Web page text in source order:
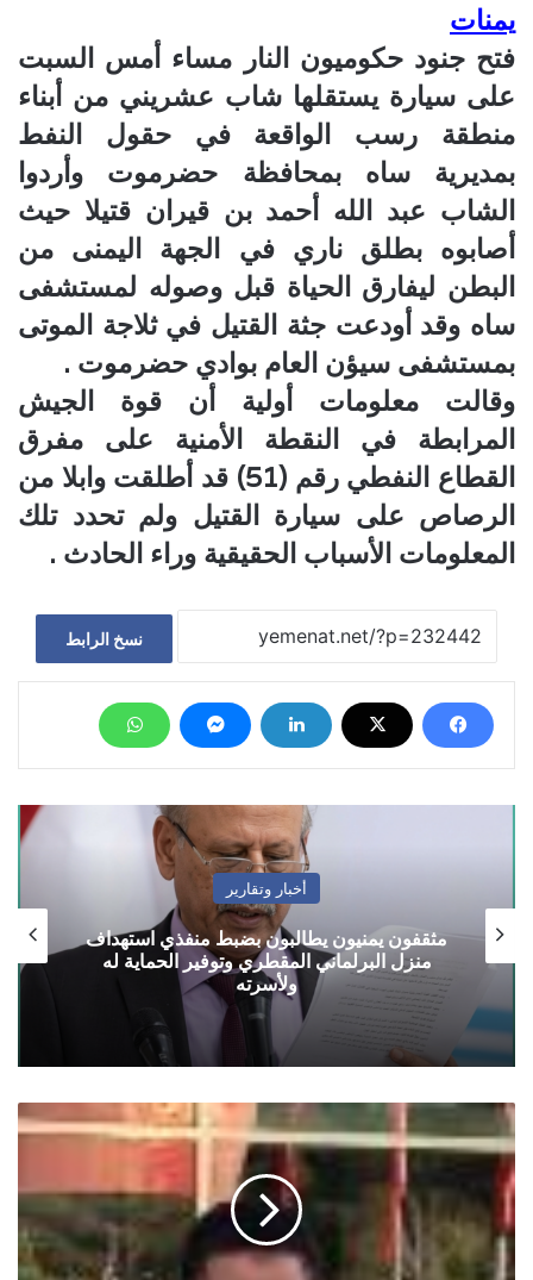
يمنات
فتح جنود حكوميون النار مساء أمس السبت
على سيارة يستقلها شاب عشريني من أبناء
منطقة رسب الواقعة في حقول النفط
بمديرية ساه بمحافظة حضرموت وأردوا
الشاب عبد الله أحمد بن قيران قتيلا حيث
أصابوه بطلق ناري في الجهة اليمنى من
البطن ليفارق الحياة قبل وصوله لمستشفى
ساه وقد أودعت جثة القتيل في ثلاجة الموتى
بمستشفى سيؤن العام بوادي حضرموت .
وقالت معلومات أولية أن قوة الجيش
المرابطة في النقطة الأمنية على مفرق
القطاع النفطي رقم (51) قد أطلقت وابلا من
الرصاص على سيارة القتيل ولم تحدد تلك
المعلومات الأسباب الحقيقية وراء الحادث .
نسخ الرابط
يطالبون بضبط منفذي استهداف
المقطري وتوفير الحماية له
ولأسرته
الأرصاد:
وتدفق
غدر
القاعدة
وكذب
الاخوان